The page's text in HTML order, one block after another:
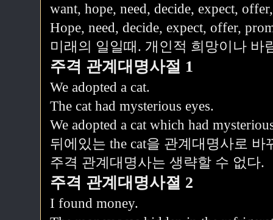
want, hope, need, decide, expect,
Hope, need, decide, expect, offer,
미래의 일일때. 개인적 희망이나 바
주격 관계대명사절 1
We adopted a cat.
The cat had mysterious eyes.
We adopted a cat which had
뒤에있는 the cat을 관계대명사로 바
주격 관계대명사는 생략할 수 없다.
주격 관계대명사졀 2
I found money.